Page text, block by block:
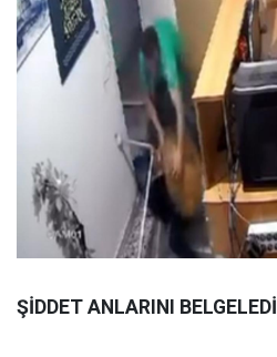
ŞİDDET ANLARINI BELGELEDİ